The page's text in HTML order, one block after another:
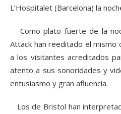
L’Hospitalet (Barcelona) la
Como plato fuerte de la
Attack han reeditado el mismo
a los visitantes acreditados
atento a sus sonoridades y
entusiasmo y gran afluencia.
Los de Bristol han